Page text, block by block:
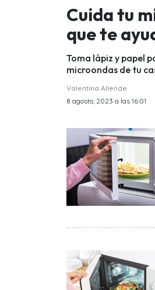
Cuida tu
que te
Toma lápiz y papel
microondas de tu
Valentina Allende
8 agosto, 2023 a las 16:01